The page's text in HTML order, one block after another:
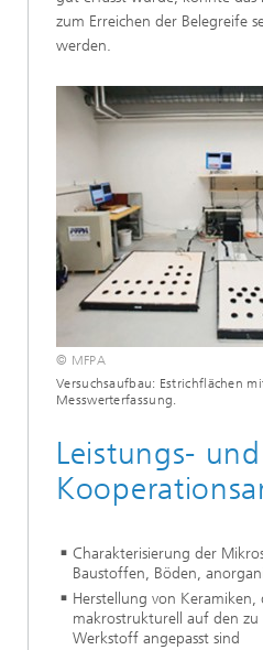
zum Erreichen der Belegreife
werden.
© MFPA
Versuchsaufbau: Estrichflächen
Messwerterfassung.
Leistungs- und
Charakterisierung der
Baustoffen, Böden,
Herstellung von
makrostrukturell auf den zu
Werkstoff angepasst sind